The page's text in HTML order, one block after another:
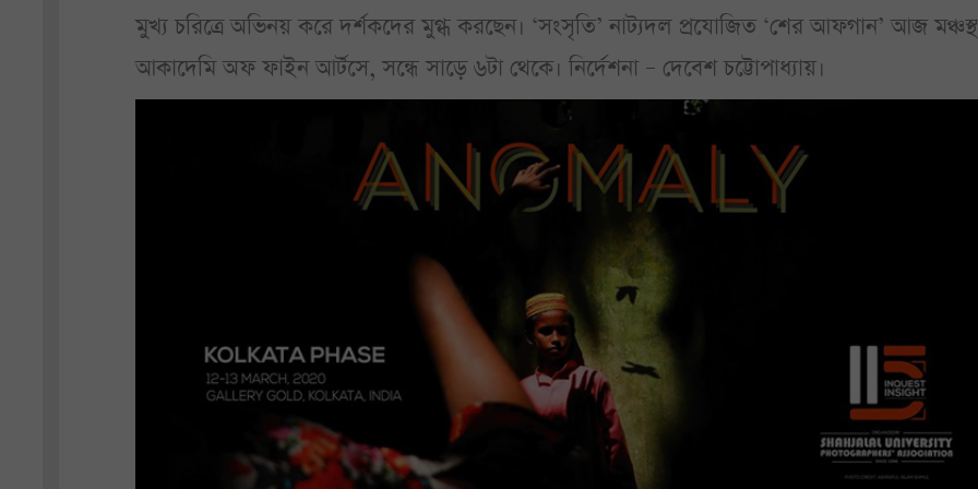
মুখ্য চরিত্রে অভিনয় করে দর্শকদের মুগ্ধ করছেন। ‘সংসৃতি’ নাট্যদল প্রযোজিত ‘শের আফগান’ আজ
আকাদেমি অফ ফাইন আর্টসে, সন্ধে সাড়ে ৬টা থেকে। নির্দেশনা – দেবেশ চট্টোপাধ্যায়।